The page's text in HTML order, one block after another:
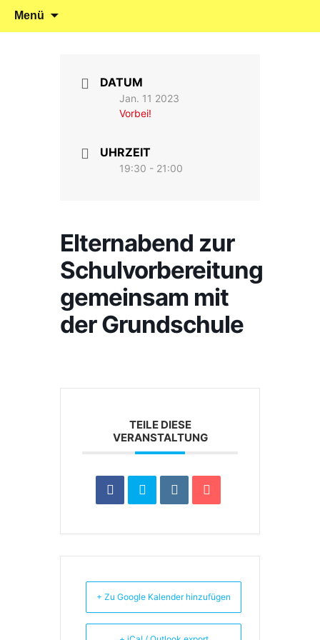
Kindergarten Marienrachdorf
Klein reingehen – Groß rauskommen
Menü
DATUM
Jan. 11 2023
Vorbei!
UHRZEIT
19:30 - 21:00
Elternabend zur
Schulvorbereitung
gemeinsam mit
der Grundschule
TEILE DIESE
VERANSTALTUNG
+ Zu Google Kalender hinzufügen